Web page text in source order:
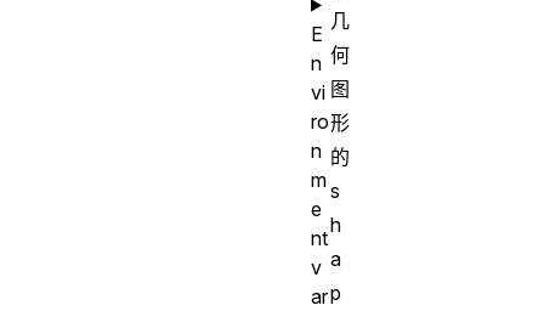
几
何
图
形
的
s
h
a
p
E
n
vi
ro
n
m
e
nt
v
ar